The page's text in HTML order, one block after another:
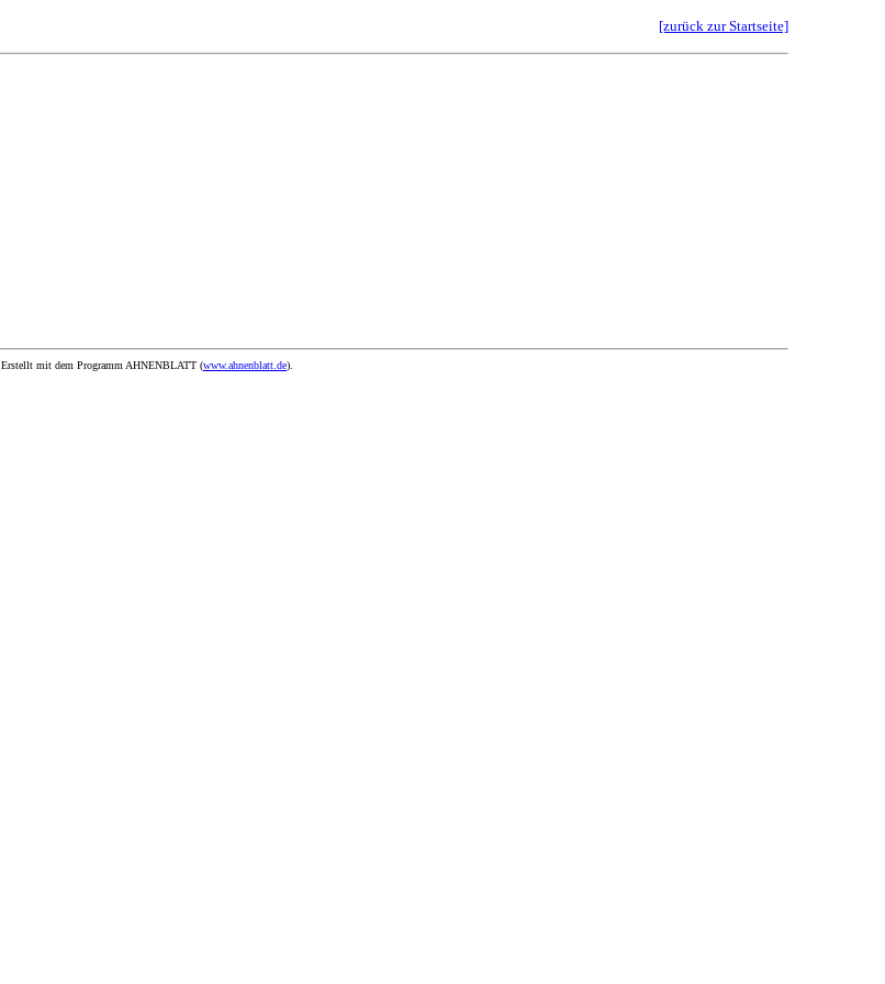
[zurück zur Startseite]
Erstellt mit dem Programm AHNENBLATT (www.ahnenblatt.de).